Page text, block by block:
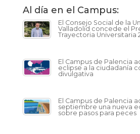
Al día en el Campus:
El Consejo Social de la
Valladolid concede el
Trayectoria Universitaria
El Campus de Palencia
eclipse a la ciudadanía
divulgativa
El Campus de Palencia
septiembre una nueva
sobre pasos para peces